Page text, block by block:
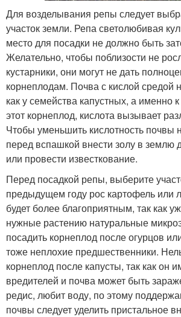
Для возделывания репы следует
участок земли. Репа светолюбивая
место для посадки не должно быть
Желательно, чтобы поблизости не
кустарники, они могут не дать
корнеплодам. Почва с кислой средой
как у семейства капустных, а именно
этот корнеплод, кислота вызывает
Чтобы уменьшить кислотность почвы
перед вспашкой внести золу в землю
или провести известкование.
Перед посадкой репы, выберите
предыдущем году рос картофель или
будет более благоприятным, так как
нужные растению натуральные
посадить корнеплод после огурцов
тоже неплохие предшественники.
корнеплод после капусты, так как он
вредителей и почва может быть
редис, любит воду, по этому
почвы следует уделить пристальное